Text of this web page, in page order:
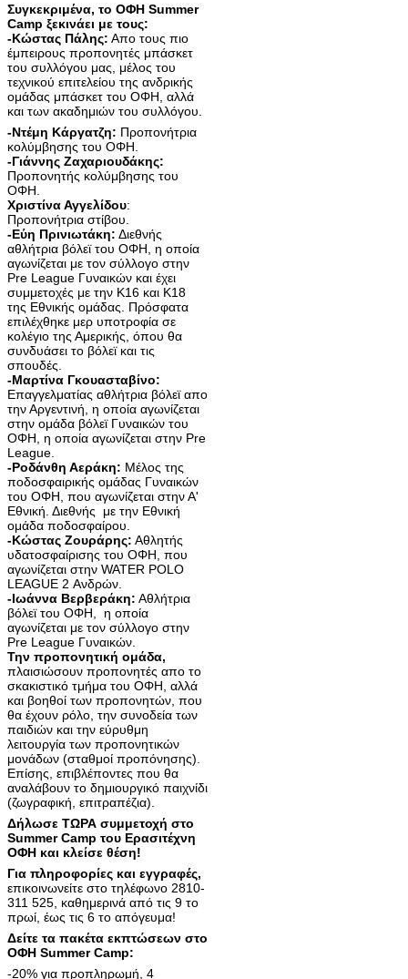
Συγκεκριμένα, το ΟΦΗ Summer
Camp ξεκινάει με τους:
-Κώστας Πάλης: Απο τους πιο
έμπειρους προπονητές μπάσκετ
του συλλόγου μας, μέλος του
τεχνικού επιτελείου της ανδρικής
ομάδας μπάσκετ του ΟΦΗ, αλλά
και των ακαδημιών του συλλόγου.
-Ντέμη Κάργατζη: Προπονήτρια
κολύμβησης του ΟΦΗ.
-Γιάννης Ζαχαριουδάκης:
Προπονητής κολύμβησης του
ΟΦΗ.
Χριστίνα Αγγελίδου:
Προπονήτρια στίβου.
-Εύη Πρινιωτάκη: Διεθνής
αθλήτρια βόλεϊ του ΟΦΗ, η οποία
αγωνίζεται με τον σύλλογο στην
Pre League Γυναικών και έχει
συμμετοχές με την Κ16 και Κ18
της Εθνικής ομάδας. Πρόσφατα
επιλέχθηκε μερ υποτροφία σε
κολέγιο της Αμερικής, όπου θα
συνδυάσει το βόλεϊ και τις
σπουδές.
-Μαρτίνα Γκουασταβίνο:
Επαγγελματίας αθλήτρια βόλεϊ απο
την Αργεντινή, η οποία αγωνίζεται
στην ομάδα βόλεϊ Γυναικών του
ΟΦΗ, η οποία αγωνίζεται στην Pre
League.
-Ροδάνθη Αεράκη: Μέλος της
ποδοσφαιρικής ομάδας Γυναικών
του ΟΦΗ, που αγωνίζεται στην Α'
Εθνική. Διεθνής με την Εθνική
ομάδα ποδοσφαίρου.
-Κώστας Ζουράρης: Αθλητής
υδατοσφαίρισης του ΟΦΗ, που
αγωνίζεται στην WATER POLO
LEAGUE 2 Ανδρών.
-Ιωάννα Βερβεράκη: Αθλήτρια
βόλεϊ του ΟΦΗ, η οποία
αγωνίζεται με τον σύλλογο στην
Pre League Γυναικών.
Την προπονητική ομάδα,
πλαισιώσουν προπονητές απο το
σκακιστικό τμήμα του ΟΦΗ, αλλά
και βοηθοί των προπονητών, που
θα έχουν ρόλο, την συνοδεία των
παιδιών και την εύρυθμη
λειτουργία των προπονητικών
μονάδων (σταθμοί προπόνησης).
Επίσης, επιβλέποντες που θα
αναλάβουν το δημιουργικό παιχνίδι
(ζωγραφική, επιτραπέζια).
Δήλωσε ΤΩΡΑ συμμετοχή στο
Summer Camp του Ερασιτέχνη
ΟΦΗ και κλείσε θέση!
Για πληροφορίες και εγγραφές,
επικοινωνείτε στο τηλέφωνο 2810-
311 525, καθημερινά από τις 9 το
πρωί, έως τις 6 το απόγευμα!
Δείτε τα πακέτα εκπτώσεων στο
ΟΦΗ Summer Camp:
-20% για προπληρωμή, 4